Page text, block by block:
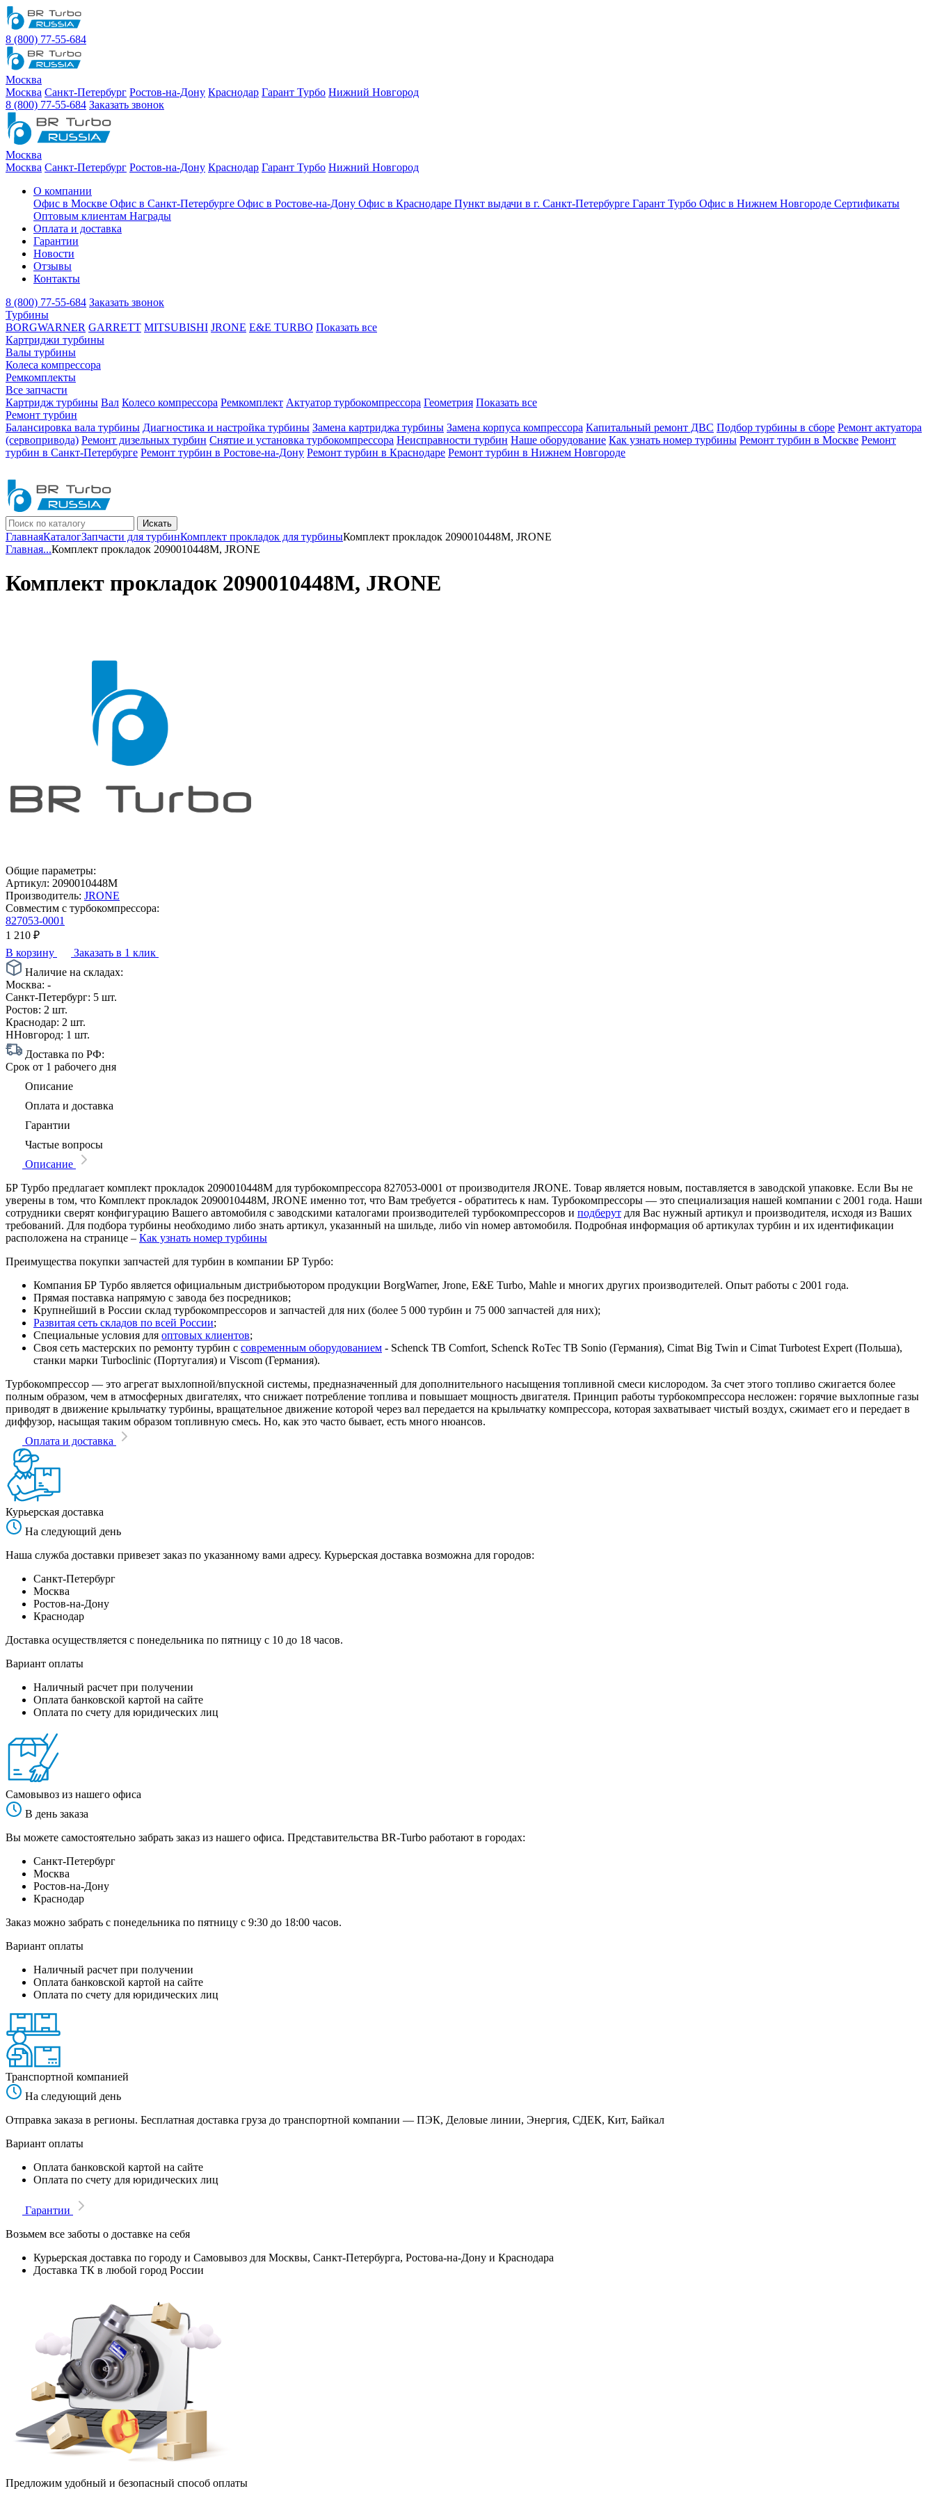
8 (800) 77-55-684
Москва
Москва Санкт-Петербург Ростов-на-Дону Краснодар Гарант Турбо Нижний Новгород
8 (800) 77-55-684 Заказать звонок
Москва
Москва Санкт-Петербург Ростов-на-Дону Краснодар Гарант Турбо Нижний Новгород
О компании
Офис в Москве Офис в Санкт-Петербурге Офис в Ростове-на-Дону Офис в Краснодаре Пункт выдачи в г. Санкт-Петербурге Гарант Турбо Офис в Нижнем Новгороде Сертификаты
Оптовым клиентам Награды
Оплата и доставка
Гарантии
Новости
Отзывы
Контакты
8 (800) 77-55-684 Заказать звонок
Турбины
BORGWARNER GARRETT MITSUBISHI JRONE E&E TURBO Показать все
Картриджи турбины
Валы турбины
Колеса компрессора
Ремкомплекты
Все запчасти
Картридж турбины Вал Колесо компрессора Ремкомплект Актуатор турбокомпрессора Геометрия Показать все
Ремонт турбин
Балансировка вала турбины Диагностика и настройка турбины Замена картриджа турбины Замена корпуса компрессора Капитальный ремонт ДВС Подбор турбины в сборе Ремонт актуатора
(сервопривода) Ремонт дизельных турбин Снятие и установка турбокомпрессора Неисправности турбин Наше оборудование Как узнать номер турбины Ремонт турбин в Москве Ремонт
турбин в Санкт-Петербурге Ремонт турбин в Ростове-на-Дону Ремонт турбин в Краснодаре Ремонт турбин в Нижнем Новгороде
Искать
ГлавнаяКаталогЗапчасти для турбинКомплект прокладок для турбиныКомплект прокладок 2090010448M, JRONE
Главная...Комплект прокладок 2090010448M, JRONE
Комплект прокладок 2090010448M, JRONE
Общие параметры:
Артикул: 2090010448M
Производитель: JRONE
Совместим с турбокомпрессора:
827053-0001
1 210 ₽
В корзину
Заказать в 1 клик
Наличие на складах:
Москва: -
Санкт-Петербург: 5 шт.
Ростов: 2 шт.
Краснодар: 2 шт.
ННовгород: 1 шт.
Доставка по РФ:
Срок от 1 рабочего дня
Описание
Оплата и доставка
Гарантии
Частые вопросы
Описание
БР Турбо предлагает комплект прокладок 2090010448M для турбокомпрессора 827053-0001 от производителя JRONE. Товар является новым, поставляется в заводской упаковке. Если Вы не
уверены в том, что Комплект прокладок 2090010448M, JRONE именно тот, что Вам требуется - обратитесь к нам. Турбокомпрессоры — это специализация нашей компании с 2001 года. Наши
сотрудники сверят конфигурацию Вашего автомобиля с заводскими каталогами производителей турбокомпрессоров и подберут для Вас нужный артикул и производителя, исходя из Ваших
требований. Для подбора турбины необходимо либо знать артикул, указанный на шильде, либо vin номер автомобиля. Подробная информация об артикулах турбин и их идентификации
расположена на странице – Как узнать номер турбины
Преимущества покупки запчастей для турбин в компании БР Турбо:
Компания БР Турбо является официальным дистрибьютором продукции BorgWarner, Jrone, E&E Turbo, Mahle и многих других производителей. Опыт работы с 2001 года.
Прямая поставка напрямую с завода без посредников;
Крупнейший в России склад турбокомпрессоров и запчастей для них (более 5 000 турбин и 75 000 запчастей для них);
Развитая сеть складов по всей России;
Специальные условия для оптовых клиентов;
Своя сеть мастерских по ремонту турбин с современным оборудованием - Schenck TB Comfort, Schenck RoTec TB Sonio (Германия), Cimat Big Twin и Cimat Turbotest Expert (Польша),
станки марки Turboclinic (Португалия) и Viscom (Германия).
Турбокомпрессор — это агрегат выхлопной/впускной системы, предназначенный для дополнительного насыщения топливной смеси кислородом. За счет этого топливо сжигается более
полным образом, чем в атмосферных двигателях, что снижает потребление топлива и повышает мощность двигателя. Принцип работы турбокомпрессора несложен: горячие выхлопные газы
приводят в движение крыльчатку турбины, вращательное движение которой через вал передается на крыльчатку компрессора, которая захватывает чистый воздух, сжимает его и передает в
диффузор, насыщая таким образом топливную смесь. Но, как это часто бывает, есть много нюансов.
Оплата и доставка
Курьерская доставка
На следующий день
Наша служба доставки привезет заказ по указанному вами адресу. Курьерская доставка возможна для городов:
Санкт-Петербург
Москва
Ростов-на-Дону
Краснодар
Доставка осуществляется с понедельника по пятницу с 10 до 18 часов.
Вариант оплаты
Наличный расчет при получении
Оплата банковской картой на сайте
Оплата по счету для юридических лиц
Самовывоз из нашего офиса
В день заказа
Вы можете самостоятельно забрать заказ из нашего офиса. Представительства BR-Turbo работают в городах:
Санкт-Петербург
Москва
Ростов-на-Дону
Краснодар
Заказ можно забрать с понедельника по пятницу с 9:30 до 18:00 часов.
Вариант оплаты
Наличный расчет при получении
Оплата банковской картой на сайте
Оплата по счету для юридических лиц
Транспортной компанией
На следующий день
Отправка заказа в регионы. Бесплатная доставка груза до транспортной компании — ПЭК, Деловые линии, Энергия, СДЕК, Кит, Байкал
Вариант оплаты
Оплата банковской картой на сайте
Оплата по счету для юридических лиц
Гарантии
Возьмем все заботы о доставке на себя
Курьерская доставка по городу и Самовывоз для Москвы, Санкт-Петербурга, Ростова-на-Дону и Краснодара
Доставка ТК в любой город России
Предложим удобный и безопасный способ оплаты